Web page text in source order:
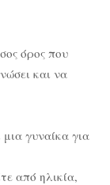
όρος που
και να
γυναίκα για
από ηλικία,